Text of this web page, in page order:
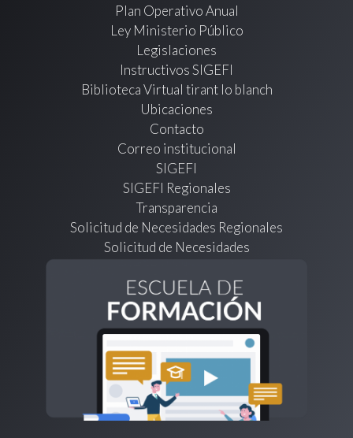
Plan Operativo Anual
Ley Ministerio Público
Legislaciones
Instructivos SIGEFI
Biblioteca Virtual tirant lo blanch
Ubicaciones
Contacto
Correo institucional
SIGEFI
SIGEFI Regionales
Transparencia
Solicitud de Necesidades Regionales
Solicitud de Necesidades